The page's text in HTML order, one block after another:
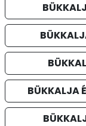
BÜKKALJA